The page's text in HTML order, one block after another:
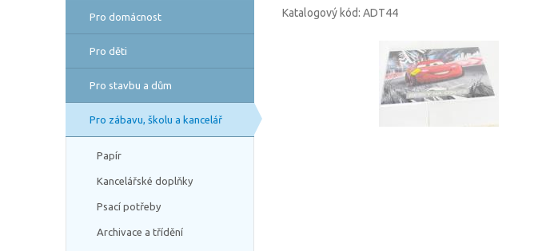
Pro domácnost
Pro děti
Pro stavbu a dům
Pro zábavu, školu a kancelář
Papír
Kancelářské doplňky
Psací potřeby
Archivace a třídění
Katalogový kód: ADT44